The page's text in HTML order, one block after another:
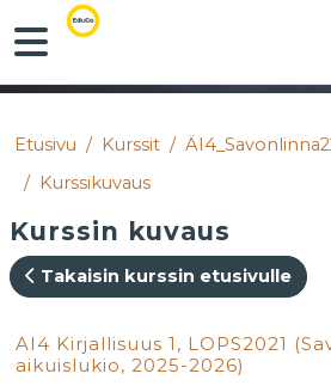
Siirry pääsisältöön
Sivupaneeli
Etusivu Kurssit
Kurssikuvaus
Kurssin kuvaus
Takaisin kurssin etusivulle
AI4 Kirjallisuus 1, LOPS2021
aikuislukio, 2025-2026)